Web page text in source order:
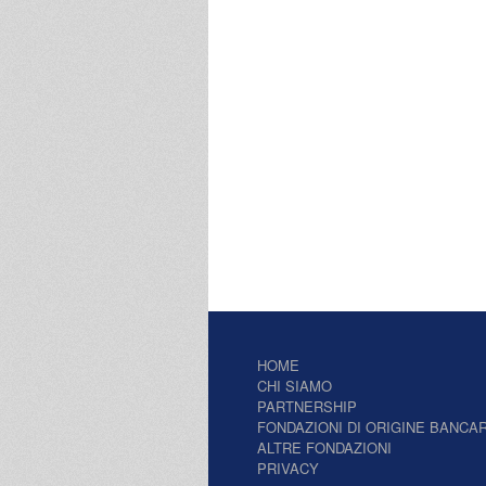
HOME
CHI SIAMO
PARTNERSHIP
FONDAZIONI DI ORIGINE
ALTRE FONDAZIONI
PRIVACY